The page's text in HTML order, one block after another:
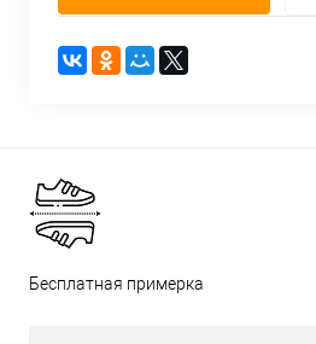
Бесплатная примерка